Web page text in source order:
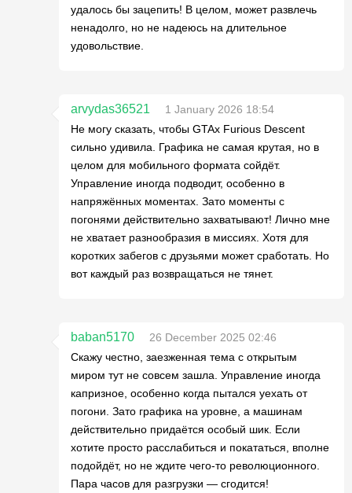
удалось бы зацепить! В целом, может развлечь
ненадолго, но не надеюсь на длительное
удовольствие.
arvydas36521
1 January 2026 18:54
Не могу сказать, чтобы GTAx Furious Descent
сильно удивила. Графика не самая крутая, но в
целом для мобильного формата сойдёт.
Управление иногда подводит, особенно в
напряжённых моментах. Зато моменты с
погонями действительно захватывают! Лично мне
не хватает разнообразия в миссиях. Хотя для
коротких забегов с друзьями может сработать. Но
вот каждый раз возвращаться не тянет.
baban5170
26 December 2025 02:46
Скажу честно, заезженная тема с открытым
миром тут не совсем зашла. Управление иногда
капризное, особенно когда пытался уехать от
погони. Зато графика на уровне, а машинам
действительно придаётся особый шик. Если
хотите просто расслабиться и покататься, вполне
подойдёт, но не ждите чего-то революционного.
Пара часов для разгрузки — сгодится!